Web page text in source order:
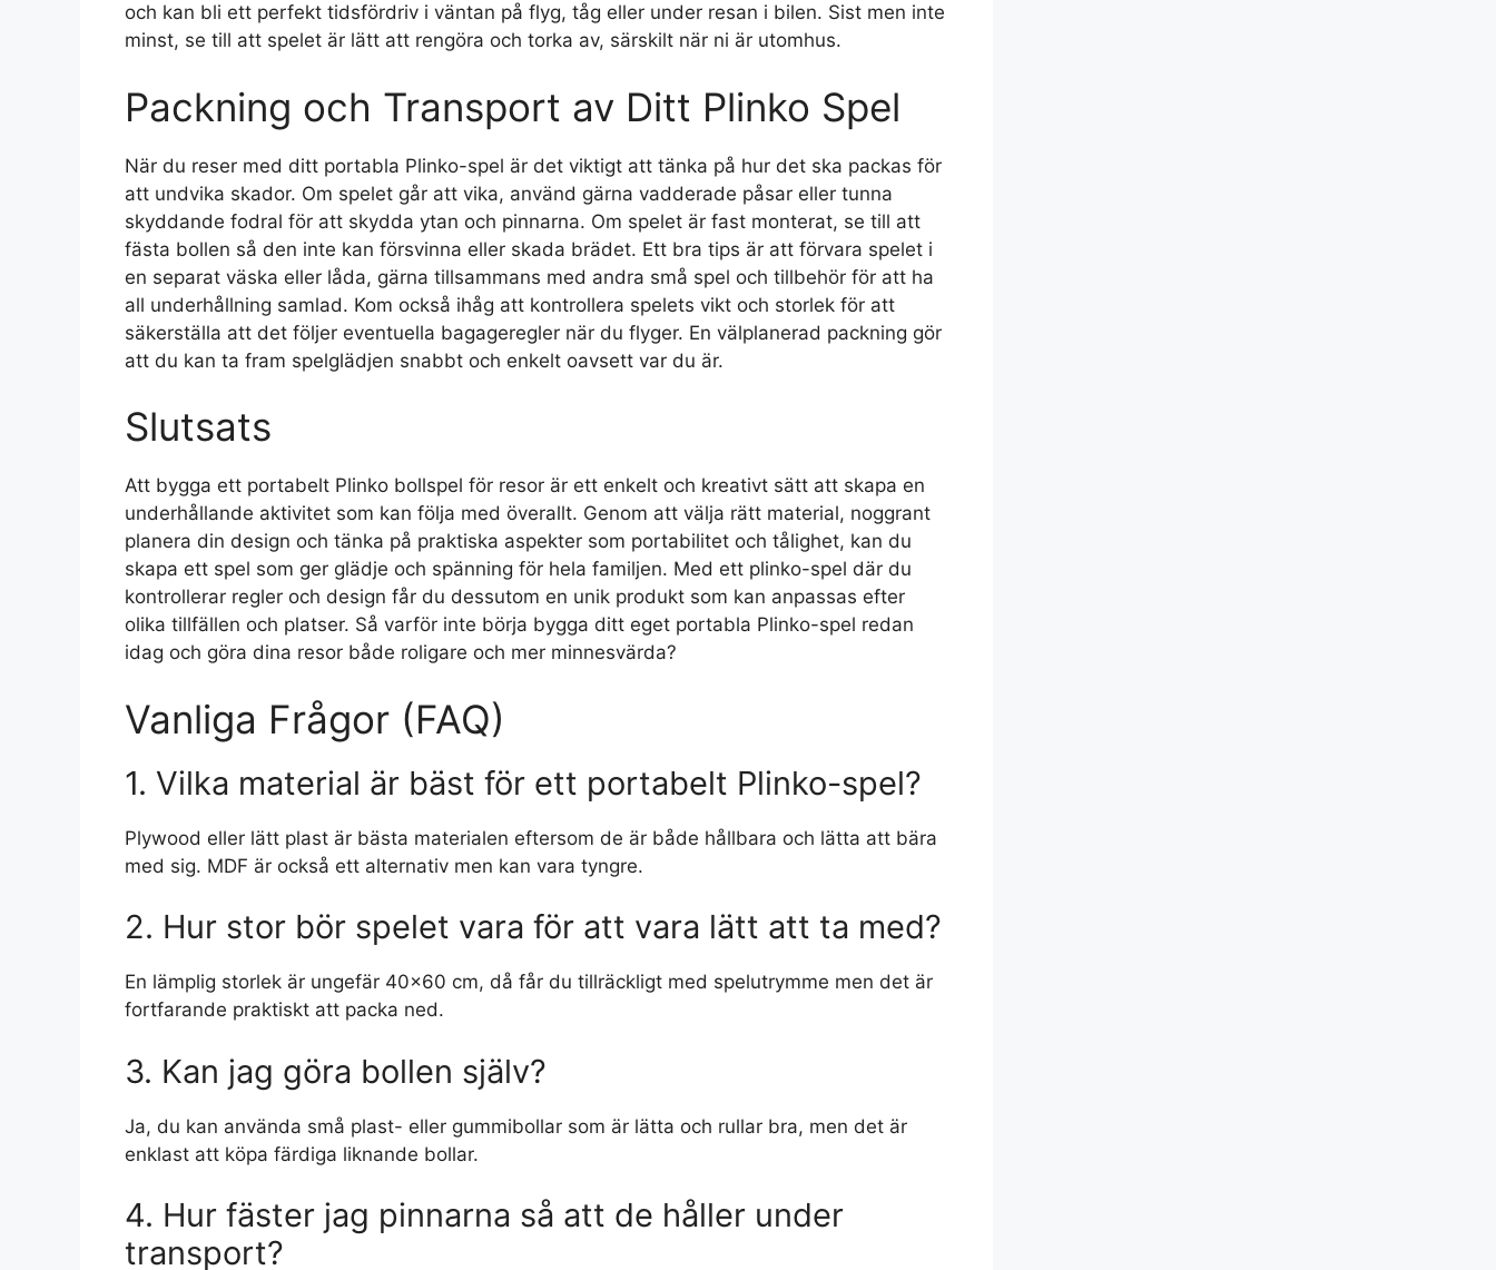
och kan bli ett perfekt tidsfördriv i väntan på flyg, tåg eller under resan i bilen. Sist men inte
minst, se till att spelet är lätt att rengöra och torka av, särskilt när ni är utomhus.
Packning och Transport av Ditt Plinko Spel
När du reser med ditt portabla Plinko-spel är det viktigt att tänka på hur det ska packas för
att undvika skador. Om spelet går att vika, använd gärna vadderade påsar eller tunna
skyddande fodral för att skydda ytan och pinnarna. Om spelet är fast monterat, se till att
fästa bollen så den inte kan försvinna eller skada brädet. Ett bra tips är att förvara spelet i
en separat väska eller låda, gärna tillsammans med andra små spel och tillbehör för att ha
all underhållning samlad. Kom också ihåg att kontrollera spelets vikt och storlek för att
säkerställa att det följer eventuella bagageregler när du flyger. En välplanerad packning gör
att du kan ta fram spelglädjen snabbt och enkelt oavsett var du är.
Slutsats
Att bygga ett portabelt Plinko bollspel för resor är ett enkelt och kreativt sätt att skapa en
underhållande aktivitet som kan följa med överallt. Genom att välja rätt material, noggrant
planera din design och tänka på praktiska aspekter som portabilitet och tålighet, kan du
skapa ett spel som ger glädje och spänning för hela familjen. Med ett plinko-spel där du
kontrollerar regler och design får du dessutom en unik produkt som kan anpassas efter
olika tillfällen och platser. Så varför inte börja bygga ditt eget portabla Plinko-spel redan
idag och göra dina resor både roligare och mer minnesvärda?
Vanliga Frågor (FAQ)
1. Vilka material är bäst för ett portabelt Plinko-spel?
Plywood eller lätt plast är bästa materialen eftersom de är både hållbara och lätta att bära
med sig. MDF är också ett alternativ men kan vara tyngre.
2. Hur stor bör spelet vara för att vara lätt att ta med?
En lämplig storlek är ungefär 40×60 cm, då får du tillräckligt med spelutrymme men det är
fortfarande praktiskt att packa ned.
3. Kan jag göra bollen själv?
Ja, du kan använda små plast- eller gummibollar som är lätta och rullar bra, men det är
enklast att köpa färdiga liknande bollar.
4. Hur fäster jag pinnarna så att de håller under
transport?